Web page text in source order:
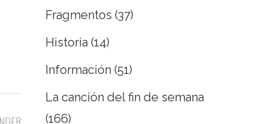
Fragmentos (37)
Historia (14)
Información (51)
La canción del fin de semana
(166)